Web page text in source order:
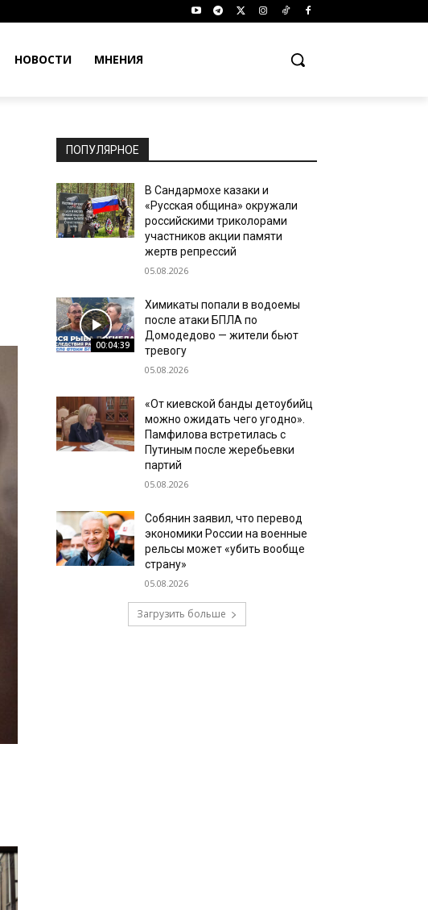
НОВОСТИ МНЕНИЯ
ПОПУЛЯРНОЕ
В Сандармохе казаки и
«Русская община» окружали
российскими триколорами
участников акции памяти
жертв репрессий
05.08.2026
00:04:39
Химикаты попали в водоемы
после атаки БПЛА по
Домодедово — жители бьют
тревогу
05.08.2026
«От киевской банды детоубийц
можно ожидать чего угодно».
Памфилова встретилась с
Путиным после жеребьевки
партий
05.08.2026
Собянин заявил, что перевод
экономики России на военные
рельсы может «убить вообще
страну»
05.08.2026
Загрузить больше